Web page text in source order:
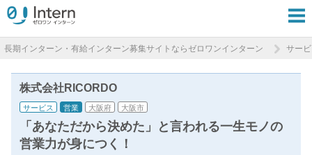
長期インターン・有給インターン募集サイトならゼロワンインターン サー
株式会社RICORDO
サービス 営業 大阪府 大阪市
「あなただから決めた」と言われる一生モノの
営業力が身につく！